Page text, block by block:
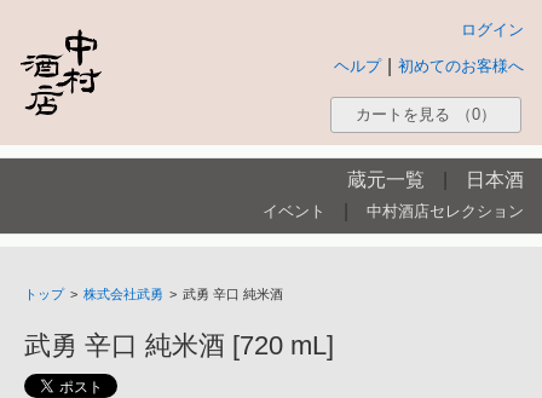
ログイン
初めてのお客様へ
ヘルプ
カートを見る （0）
蔵元一覧 日本酒
イベント 中村酒店セレクション
トップ > 株式会社武勇 > 武勇 辛口 純米酒
武勇 辛口 純米酒 [720 mL]